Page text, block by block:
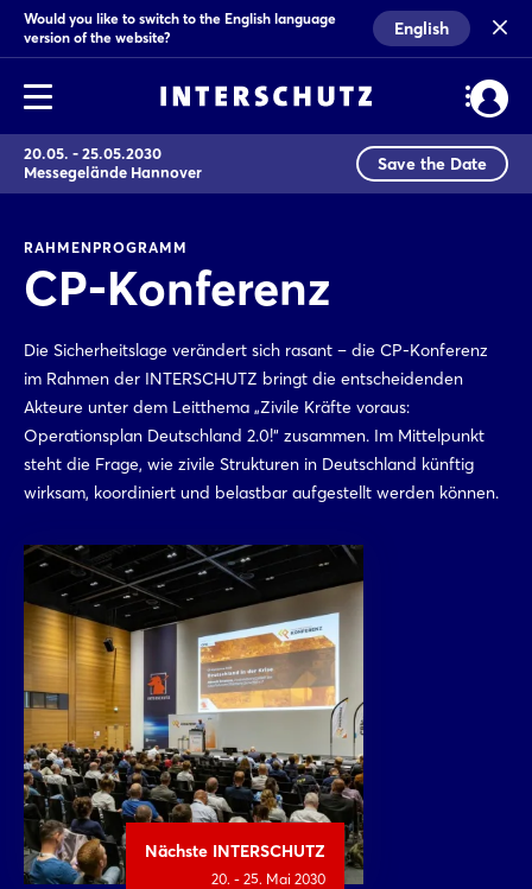
Would you like to switch to the English language
version of the website?
English
20.05. - 25.05.2030
Messegelände Hannover
Save the Date
RAHMENPROGRAMM
CP-Konferenz
Die Sicherheitslage verändert sich rasant – die CP-Konferenz
im Rahmen der INTERSCHUTZ bringt die entscheidenden
Akteure unter dem Leitthema „Zivile Kräfte voraus:
Operationsplan Deutschland 2.0!“ zusammen. Im Mittelpunkt
steht die Frage, wie zivile Strukturen in Deutschland künftig
wirksam, koordiniert und belastbar aufgestellt werden können.
Nächste INTERSCHUTZ
20. - 25. Mai 2030